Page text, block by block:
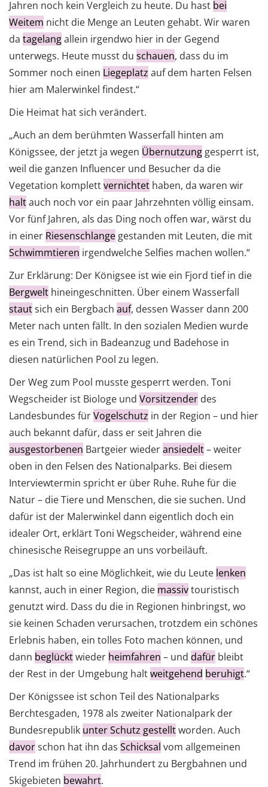
Jahren noch kein Vergleich zu heute. Du hast bei
Weitem nicht die Menge an Leuten gehabt. Wir waren
da tagelangallein irgendwo hier in der Gegend
unterwegs. Heute musst du schauen, dass du im
Sommer noch einen Liegeplatz auf dem harten Felsen
hier am Malerwinkel findest.“
Die Heimat hat sich verändert.
„Auch an dem berühmten Wasserfall hinten am
Königssee, der jetzt ja wegen Übernutzung gesperrt ist,
weil die ganzen Influencer und Besucher da die
Vegetation komplettvernichtet haben, da waren wir
haltauch noch vor ein paar Jahrzehnten völlig einsam.
Vor fünf Jahren, als das Ding noch offen war, wärst du
in einer Riesenschlange gestanden mit Leuten, die mit
Schwimmtieren irgendwelche Selfies machen wollen.“
Zur Erklärung: Der Königsee ist wie ein Fjord tief in die
Bergwelt hineingeschnitten. Über einem Wasserfall
stautsich ein Bergbach auf, dessen Wasser dann 200
Meter nach unten fällt. In den sozialen Medien wurde
es ein Trend, sich in Badeanzug und Badehose in
diesen natürlichen Pool zu legen.
Der Weg zum Pool musste gesperrt werden. Toni
Wegscheider ist Biologe und Vorsitzender des
Landesbundes fürVogelschutz in der Region – und hier
auch bekannt dafür, dass er seit Jahren die
ausgestorbenen Bartgeier wiederansiedelt– weiter
oben in den Felsen des Nationalparks. Bei diesem
Interviewtermin spricht er über Ruhe. Ruhe für die
Natur – die Tiere und Menschen, die sie suchen. Und
dafür ist der Malerwinkel dann eigentlich doch ein
idealer Ort, erklärt Toni Wegscheider, während eine
chinesische Reisegruppe an uns vorbeiläuft.
„Das ist halt so eine Möglichkeit, wie du Leute lenken
kannst, auch in einer Region, die massivtouristisch
genutzt wird. Dass du die in Regionen hinbringst, wo
sie keinen Schaden verursachen, trotzdem ein schönes
Erlebnis haben, ein tolles Foto machen können, und
dann beglücktwieder heimfahren – und dafür bleibt
der Rest in der Umgebung haltweitgehend beruhigt.“
Der Königssee ist schon Teil des Nationalparks
Berchtesgaden, 1978 als zweiter Nationalpark der
Bundesrepublik unter Schutz gestelltworden. Auch
davorschon hat ihn das Schicksal vom allgemeinen
Trend im frühen 20. Jahrhundert zu Bergbahnen und
Skigebieten bewahrt.